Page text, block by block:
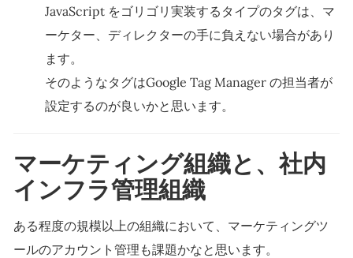
JavaScript をゴリゴリ実装するタイプのタグは、マ
ーケター、ディレクターの手に負えない場合があり
ます。
そのようなタグはGoogle Tag Manager の担当者が
設定するのが良いかと思います。
マーケティング組織と、社内
インフラ管理組織
ある程度の規模以上の組織において、マーケティングツ
ールのアカウント管理も課題かなと思います。